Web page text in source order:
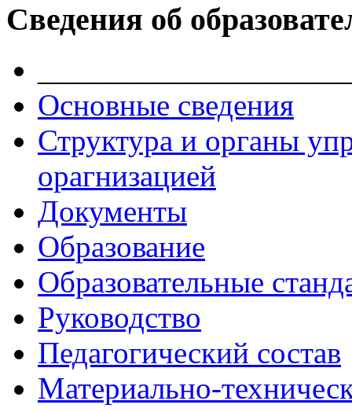
Сведения об
Основные сведения
Структура и органы
орагнизацией
Документы
Образование
Образовательные
Руководство
Педагогический состав
Материально-